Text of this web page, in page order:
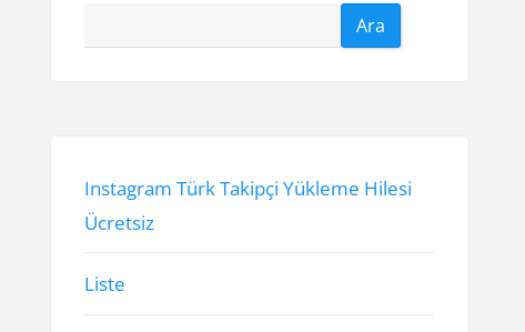
Ara
Instagram Türk Takipçi Yükleme Hilesi
Ücretsiz
Liste